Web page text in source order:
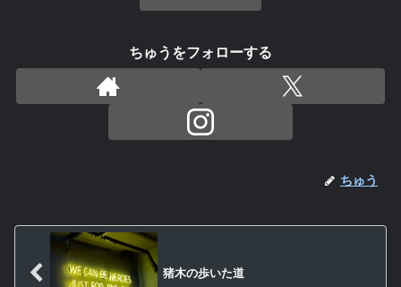
ちゅうをフォローする
ちゅう
猪木の歩いた道